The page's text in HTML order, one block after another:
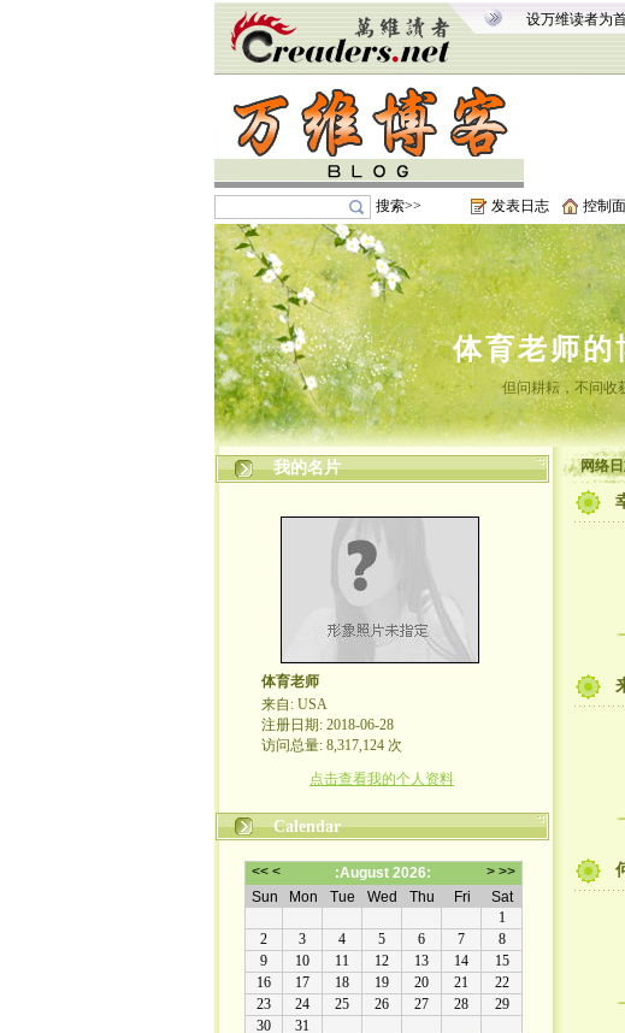
设万维读者为
搜索>> 发表日志 控制
体育老师的
但问耕耘，不问收
我的名片
体育老师
来自: USA
注册日期: 2018-06-28
访问总量: 8,317,124 次
点击查看我的个人资料
Calendar
网络日